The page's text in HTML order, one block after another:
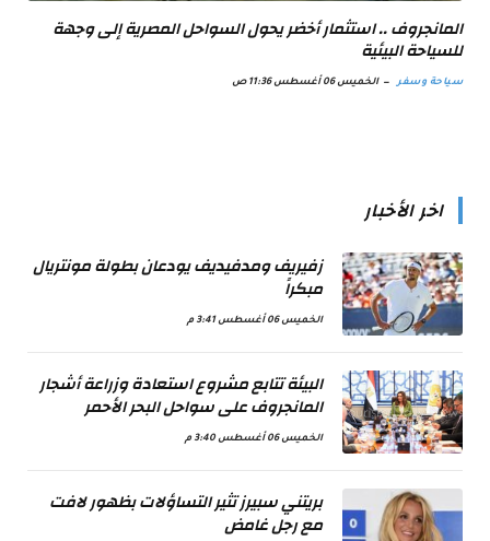
المانجروف .. استثمار أخضر يحول السواحل المصرية إلى وجهة
للسياحة البيئية
سياحة وسفر الخميس 06 أغسطس 11:36 ص
اخر الأخبار
زفيريف ومدفيديف يودعان بطولة مونتريال
مبكراً
الخميس 06 أغسطس 3:41 م
البيئة تتابع مشروع استعادة وزراعة أشجار
المانجروف على سواحل البحر الأحمر
الخميس 06 أغسطس 3:40 م
بريتني سبيرز تثير التساؤلات بظهور لافت
مع رجل غامض